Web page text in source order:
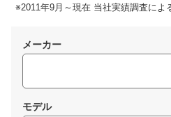
※2011年9月～現在 当社実績調査によ
メーカー
モデル